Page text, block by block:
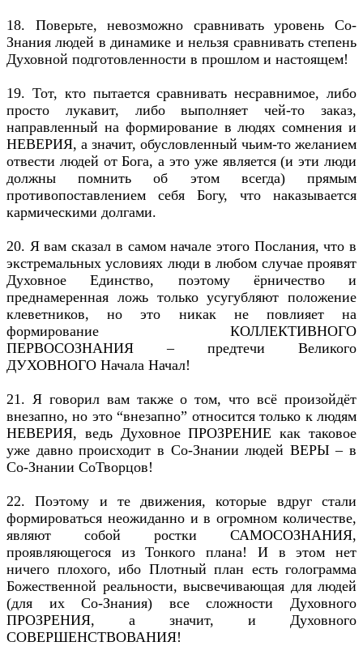
18. Поверьте, невозможно сравнивать уровень Со-
Знания людей в динамике и нельзя сравнивать степень
Духовной подготовленности в прошлом и настоящем!
19. Тот, кто пытается сравнивать несравнимое, либо
просто лукавит, либо выполняет чей-то заказ,
направленный на формирование в людях сомнения и
НЕВЕРИЯ, а значит, обусловленный чьим-то желанием
отвести людей от Бога, а это уже является (и эти люди
должны помнить об этом всегда) прямым
противопоставлением себя Богу, что наказывается
кармическими долгами.
20. Я вам сказал в самом начале этого Послания, что в
экстремальных условиях люди в любом случае проявят
Духовное Единство, поэтому ёрничество и
преднамеренная ложь только усугубляют положение
клеветников, но это никак не повлияет на
формирование КОЛЛЕКТИВНОГО
ПЕРВОСОЗНАНИЯ – предтечи Великого
ДУХОВНОГО Начала Начал!
21. Я говорил вам также о том, что всё произойдёт
внезапно, но это “внезапно” относится только к людям
НЕВЕРИЯ, ведь Духовное ПРОЗРЕНИЕ как таковое
уже давно происходит в Со-Знании людей ВЕРЫ – в
Со-Знании СоТворцов!
22. Поэтому и те движения, которые вдруг стали
формироваться неожиданно и в огромном количестве,
являют собой ростки САМОСОЗНАНИЯ,
проявляющегося из Тонкого плана! И в этом нет
ничего плохого, ибо Плотный план есть голограмма
Божественной реальности, высвечивающая для людей
(для их Со-Знания) все сложности Духовного
ПРОЗРЕНИЯ, а значит, и Духовного
СОВЕРШЕНСТВОВАНИЯ!